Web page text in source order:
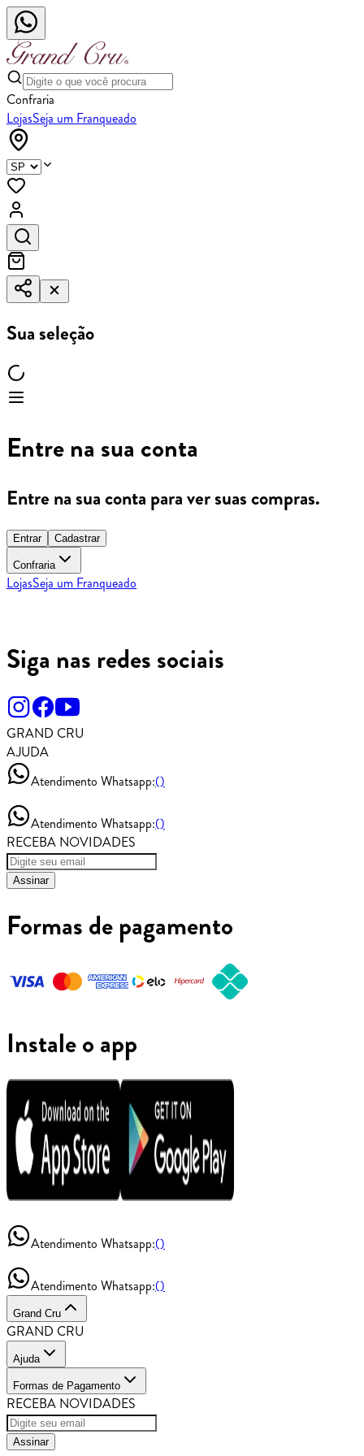
Confraria
LojasSeja um Franqueado
Sua seleção
Entre na sua conta
Entre na sua conta para ver suas compras.
Entrar Cadastrar
Confraria
LojasSeja um Franqueado
Siga nas redes sociais
GRAND CRU
AJUDA
Atendimento Whatsapp:()
Atendimento Whatsapp:()
RECEBA NOVIDADES
Assinar
Formas de pagamento
Instale o app
Atendimento Whatsapp:()
Atendimento Whatsapp:()
Grand Cru
GRAND CRU
Ajuda
Formas de Pagamento
RECEBA NOVIDADES
Assinar